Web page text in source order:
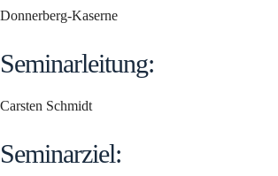
Donnerberg-Kaserne
Seminarleitung:
Carsten Schmidt
Seminarziel: